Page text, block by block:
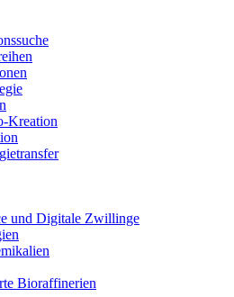
Kreation
und Digitale Zwillinge
Bioraffinerien